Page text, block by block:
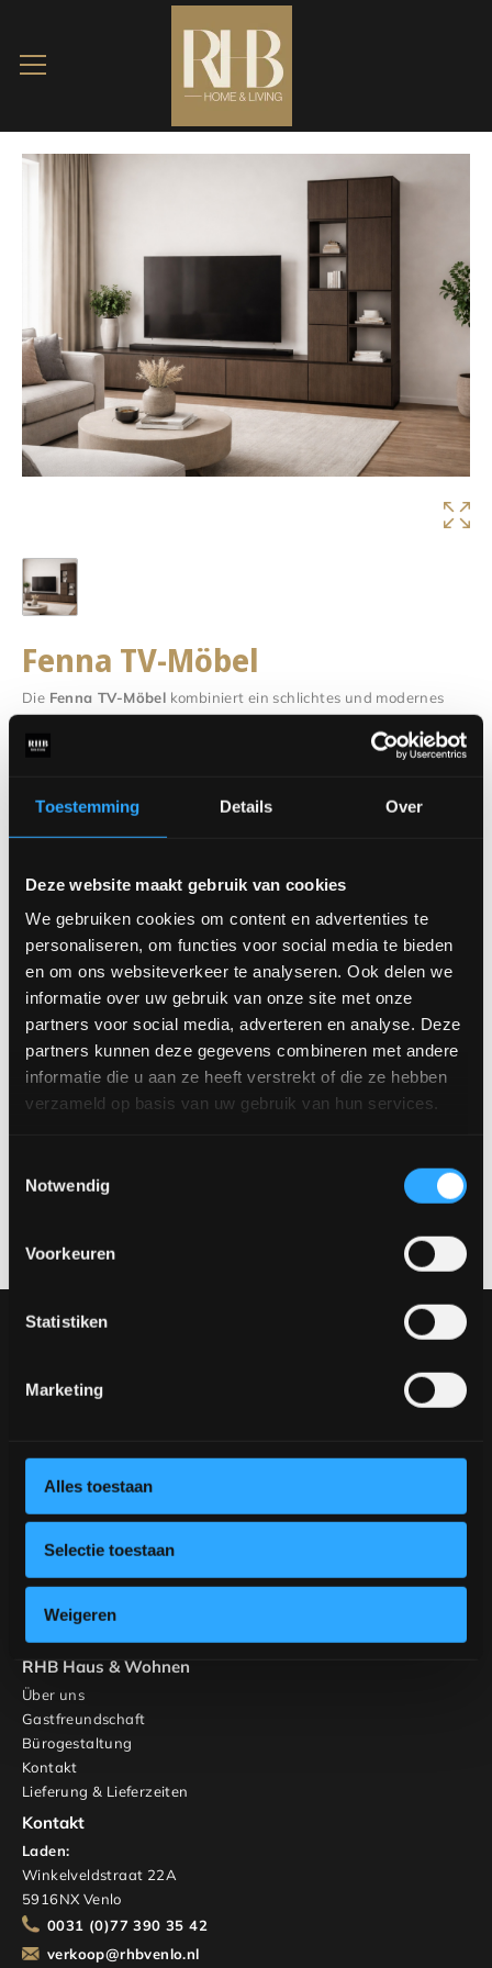
Toestemming Details Over
Deze website maakt gebruik van cookies
We gebruiken cookies om content en advertenties te
personaliseren, om functies voor social media te bieden
en om ons websiteverkeer te analyseren. Ook delen we
informatie over uw gebruik van onze site met onze
partners voor social media, adverteren en analyse. Deze
partners kunnen deze gegevens combineren met andere
informatie die u aan ze heeft verstrekt of die ze hebben
verzameld op basis van uw gebruik van hun services.
Notwendig
Voorkeuren
Statistiken
Marketing
Alles toestaan
Selectie toestaan
Weigeren
Fenna TV-Möbel
Die Fenna TV-Möbel kombiniert ein schlichtes und modernes
und offenen Fächern schafft ein stilvolles Gleichgewicht
ansprechend zu präsentieren. Dank seines zeitlosen Designs
fügt sich der Fenna-Schrank mühelos in verschiedene
modernen Look.
Neugierig auf die Möglichkeiten? Schauen Sie doch mal in
unserem Showroom vorbei und entdecken Sie den Fenna-TV-
Schrank. Dank der individuellen Anfertigung lässt er sich ganz
nach Ihren Wünschen in verschiedenen Farben, Anordnungen
und Abmessungen zusammenstellen.
Wie abgebildet: Höhe: 265 cm | Breite: 420 cm | Tiefe: 40 cm
Vereinbaren Sie einen Termin
unseren Showroom und entdecke die verschiedenen
Vereinbaren Sie einen
Unsere Sammlung
Stühle
Inspiration
Tische
Banken
Stühle
Schränke und TV-Möbel
Maßgeschneidert
Innenberatung
RHB Haus & Wohnen
Über uns
Gastfreundschaft
Bürogestaltung
Kontakt
Lieferung & Lieferzeiten
Kontakt
Laden:
Winkelveldstraat 22A
5916NX Venlo
0031 (0)77 390 35 42
verkoop@rhbvenlo.nl